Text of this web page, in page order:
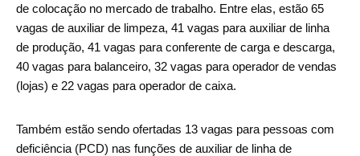
de colocação no mercado de trabalho. Entre elas, estão 65
vagas de auxiliar de limpeza, 41 vagas para auxiliar de linha
de produção, 41 vagas para conferente de carga e descarga,
40 vagas para balanceiro, 32 vagas para operador de vendas
(lojas) e 22 vagas para operador de caixa.
Também estão sendo ofertadas 13 vagas para pessoas com
deficiência (PCD) nas funções de auxiliar de linha de